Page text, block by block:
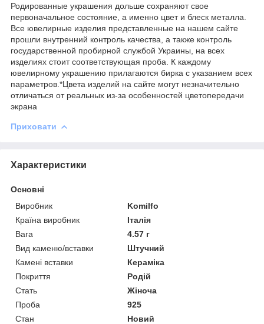
Родированные украшения дольше сохраняют свое
первоначальное состояние, а именно цвет и блеск металла.
Все ювелирные изделия представленные на нашем сайте
прошли внутренний контроль качества, а также контроль
государственной пробирной службой Украины, на всех
изделиях стоит соответствующая проба. К каждому
ювелирному украшению прилагаются бирка с указанием всех
параметров.*Цвета изделий на сайте могут незначительно
отличаться от реальных из-за особенностей цветопередачи
экрана
Приховати
Характеристики
Основні
Виробник
Komilfo
Країна виробник
Італія
Вага
4.57 г
Вид каменю/вставки
Штучний
Камені вставки
Кераміка
Покриття
Родій
Стать
Жіноча
Проба
925
Стан
Новий